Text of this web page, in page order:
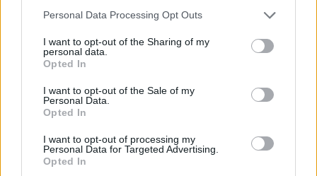
Personal Data Processing Opt Outs
I want to opt-out of the Sharing of my
personal data.
Opted In
I want to opt-out of the Sale of my
Personal Data.
Opted In
I want to opt-out of processing my
Personal Data for Targeted Advertising.
Opted In
occasione per la doppietta, ma la sua
Voto: 7